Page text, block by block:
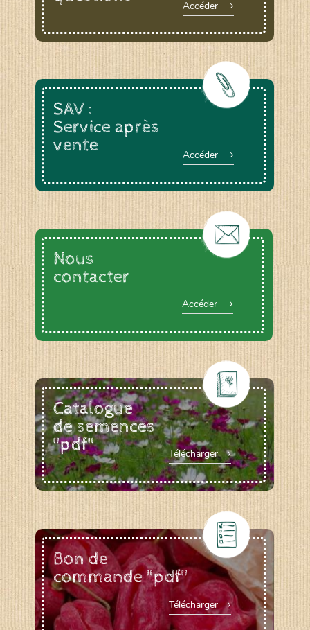
Accéder
SAV :
Service après
vente
Accéder
Nous
contacter
Accéder
Catalogue
de semences
"pdf"
Télécharger
Bon de
commande "pdf"
Télécharger